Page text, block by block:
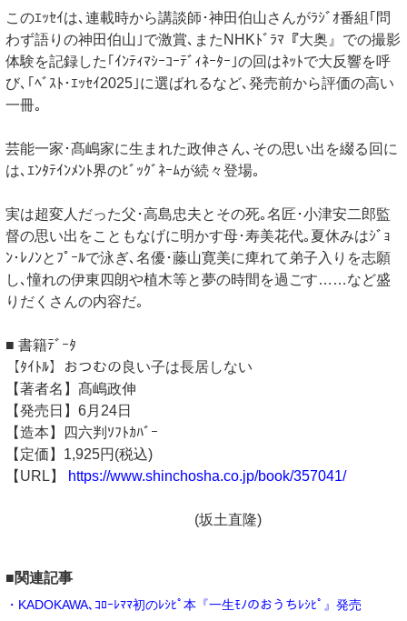
このｴｯｾｲは､連載時から講談師･神田伯山さんがﾗｼﾞｵ番組｢問
わず語りの神田伯山｣で激賞､またNHKﾄﾞﾗﾏ『大奥』での撮影
体験を記録した｢ｲﾝﾃｨﾏｼｰｺｰﾃﾞｨﾈｰﾀｰ｣の回はﾈｯﾄで大反響を呼
び､｢ﾍﾞｽﾄ･ｴｯｾｲ2025｣に選ばれるなど､発売前から評価の高い
一冊｡
芸能一家･髙嶋家に生まれた政伸さん､その思い出を綴る回に
は､ｴﾝﾀﾃｲﾝﾒﾝﾄ界のﾋﾞｯｸﾞﾈｰﾑが続々登場｡
実は超変人だった父･高島忠夫とその死｡名匠･小津安二郎監
督の思い出をこともなげに明かす母･寿美花代｡夏休みはｼﾞｮ
ﾝ･ﾚﾉﾝとﾌﾟｰﾙで泳ぎ､名優･藤山寛美に痺れて弟子入りを志願
し､憧れの伊東四朗や植木等と夢の時間を過ごす……など盛
りだくさんの内容だ｡
■ 書籍ﾃﾞｰﾀ
【ﾀｲﾄﾙ】おつむの良い子は長居しない
【著者名】髙嶋政伸
【発売日】6月24日
【造本】四六判ｿﾌﾄｶﾊﾞｰ
【定価】1,925円(税込)
【URL】
https://www.shinchosha.co.jp/book/357041/
(坂土直隆)
■関連記事
・KADOKAWA､ｺﾛｰﾚﾏﾏ初のﾚｼﾋﾟ本『一生ﾓﾉのおうちﾚｼﾋﾟ』発売